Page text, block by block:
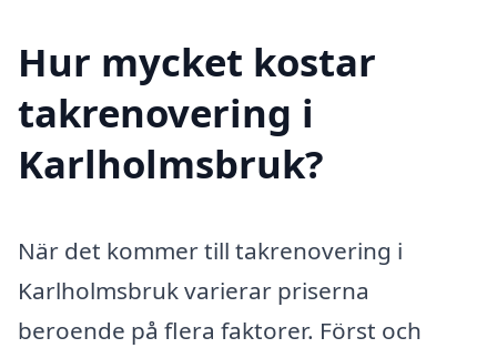
Hur mycket kostar
takrenovering i
Karlholmsbruk?
När det kommer till takrenovering i
Karlholmsbruk varierar priserna
beroende på flera faktorer. Först och